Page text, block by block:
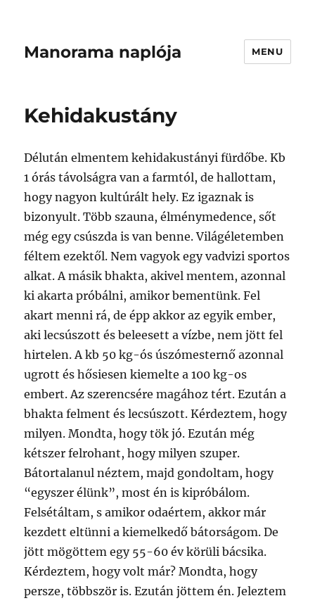
Manorama naplója MENU
Kehidakustány
Délután elmentem kehidakustányi fürdőbe. Kb
1 órás távolságra van a farmtól, de hallottam,
hogy nagyon kultúrált hely. Ez igaznak is
bizonyult. Több szauna, élménymedence, sőt
még egy csúszda is van benne. Világéletemben
féltem ezektől. Nem vagyok egy vadvizi sportos
alkat. A másik bhakta, akivel mentem, azonnal
ki akarta próbálni, amikor bementünk. Fel
akart menni rá, de épp akkor az egyik ember,
aki lecsúszott és beleesett a vízbe, nem jött fel
hirtelen. A kb 50 kg-ós úszómesternő azonnal
ugrott és hősiesen kiemelte a 100 kg-os
embert. Az szerencsére magához tért. Ezután a
bhakta felment és lecsúszott. Kérdeztem, hogy
milyen. Mondta, hogy tök jó. Ezután még
kétszer felrohant, hogy milyen szuper.
Bátortalanul néztem, majd gondoltam, hogy
“egyszer élünk”, most én is kipróbálom.
Felsétáltam, s amikor odaértem, akkor már
kezdett eltünni a kiemelkedő bátorságom. De
jött mögöttem egy 55-60 év körüli bácsika.
Kérdeztem, hogy volt már? Mondta, hogy
persze, többször is. Ezután jöttem én. Jeleztem